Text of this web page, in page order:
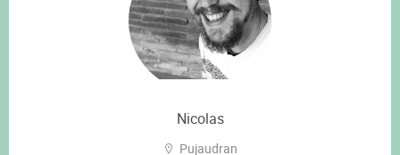
Nicolas
Pujaudran